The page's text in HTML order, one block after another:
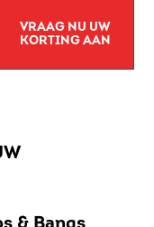
VRAAG NU UW
KORTING AAN